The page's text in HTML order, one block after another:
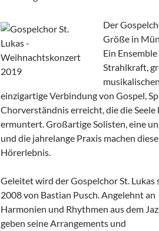
Der
Größe in
Ein
Strahlkraft,
einzigartige Verbindung von Gospel,
Chorverständnis erreicht, die die
ermuntert. Großartige Solisten, eine
und die jahrelange Praxis machen
Hörerlebnis.
Geleitet wird der Gospelchor St. Lukas
2008 von Bastian Pusch. Angelehnt an
Harmonien und Rhythmen aus dem
geben seine Arrangements und